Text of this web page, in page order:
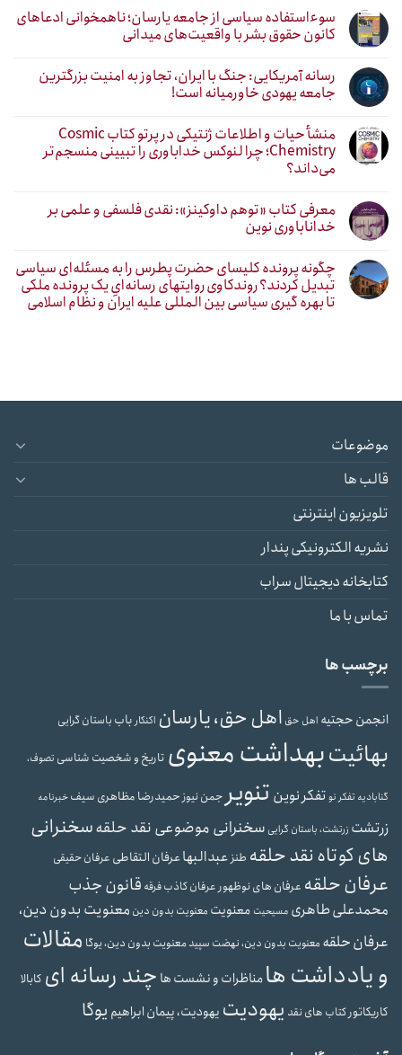
سوءاستفاده سیاسی از جامعه یارسان؛ ناهمخوانی ادعاهای
کانون حقوق بشر با واقعیت‌های میدانی
رسانه آمریکایی: جنگ با ایران، تجاوز به امنیت بزرگترین
جامعه یهودی خاورمیانه است!
منشأ حیات و اطلاعات ژنتیکی در پرتو کتاب Cosmic
Chemistry؛ چرا لنوکس خداباوری را تبیینی منسجم‌تر
می‌داند؟
معرفی کتاب «توهم داوکینز»: نقدی فلسفی و علمی بر
خداناباوری نوین
چگونه پرونده کلیسای حضرت پطرس را به مسئله‌ای سیاسی
تبدیل کردند؟ روندکاوی روایتهای رسانه‌ایِ یک پرونده ملکی
تا بهره گیری سیاسی بین المللی علیه ایران و نظام اسلامی
موضوعات
قالب ها
تلویزیون اینترنتی
نشریه الکترونیکی پندار
کتابخانه دیجیتال سراب
تماس با ما
برچسب ها
انجمن حجتیه اهل حق اهل حق، یارسان اکنکارباب باستان گرایی
بهائیتبهداشت معنوی تاریخ و شخصیت شناسی تصوف،
گنابادیه تفکر نوتفکر نوین تنویرجمن نیوزحمیدرضا مظاهری سیفخبرنامه
زرتشت زرتشت، باستان گرایی سخنرانی موضوعی نقد حلقهسخنرانی
های کوتاه نقد حلقه طنزعبدالبهاعرفان التقاطی عرفان حقیقی
عرفان حلقه عرفان های نوظهورعرفان کاذبفرقه قانون جذب
محمدعلی طاهری مسیحیت معنویت معنویت بدون دین معنویت بدون دین،
عرفان حلقه معنویت بدون دین، نهضت سپیدمعنویت بدون دین، یوگا مقالات
و یادداشت هامناظرات و نشست ها چند رسانه ای کابالا
کاریکاتورکتاب های نقد یهودیت یهودیت، پیمان ابراهیم یوگا